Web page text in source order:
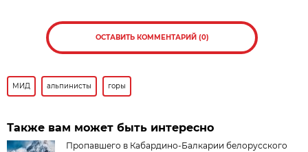
ОСТАВИТЬ КОММЕНТАРИЙ (0)
МИД альпинисты горы
Также вам может быть интересно
Пропавшего в Кабардино-Балкарии белорусского